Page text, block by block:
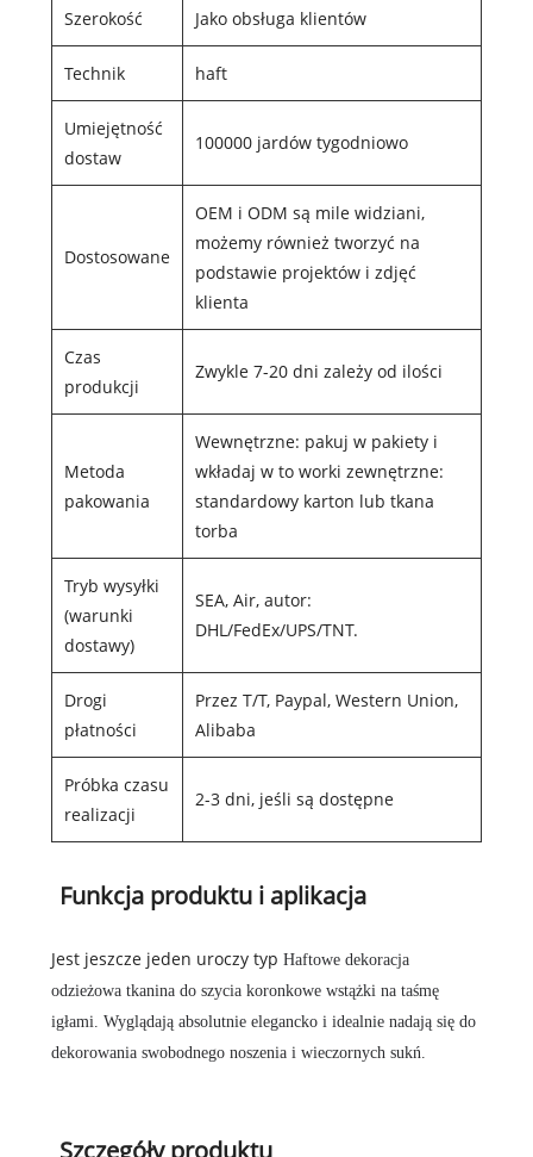
Szerokość Jako obsługa klientów
Technik haft
Umiejętność
dostaw
100000 jardów tygodniowo
Dostosowane
OEM i ODM są mile widziani,
możemy również tworzyć na
podstawie projektów i zdjęć
klienta
Czas
produkcji
Zwykle 7-20 dni zależy od ilości
Metoda
pakowania
Wewnętrzne: pakuj w pakiety i
wkładaj w to worki zewnętrzne:
standardowy karton lub tkana
torba
Tryb wysyłki
(warunki
dostawy)
SEA, Air, autor:
DHL/FedEx/UPS/TNT.
Drogi
płatności
Przez T/T, Paypal, Western Union,
Alibaba
Próbka czasu
realizacji
2-3 dni, jeśli są dostępne
Funkcja produktu i aplikacja
Jest jeszcze jeden uroczy typ Haftowe dekoracja
odzieżowa tkanina do szycia koronkowe wstążki na taśmę
igłami. Wyglądają absolutnie elegancko i idealnie nadają się do
dekorowania swobodnego noszenia i wieczornych sukń.